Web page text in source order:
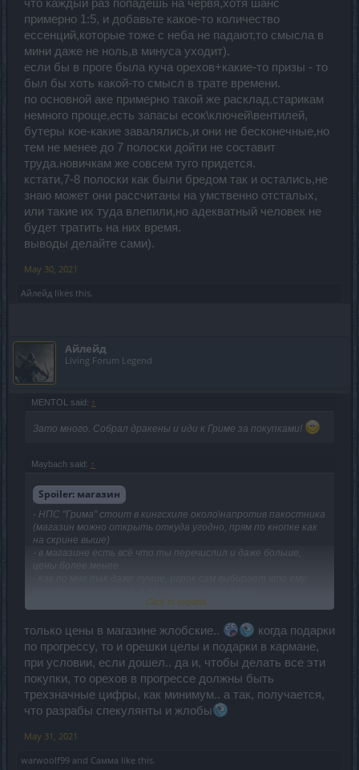
что каждый раз попадешь на червя,хотя шанс
примерно 1:5, и добавьте какое-то количество
ессенций,которые тоже с неба не падают,то смысла в
мини даже не ноль,в минуса уходит).
если бы в проге была куча орехов+какие-то призы - то
был бы хоть какой-то смысл в трате времени.
по основной аке примерно такой же расклад.старикам
немного проще,есть запасы есок\ключей\вентилей,
бутеры кое-какие завалялись,и они не бесконечные,но
тем не менее до 7 полоски дойти не составит
труда.новичкам же совсем туго придется.
кстати,7-8 полоски как были бредом так и остались,не
знаю может они рассчитаны на умственно отсталых,
или такие их туда влепили,но адекватный человек не
будет тратить на них время.
выводы делайте сами).
May 30, 2021
Айлейд likes this.
Айлейд
Living Forum Legend
MENTOL said: ↑
Зато много. Собрал дракены и иди к Гриме за покупками!
Maybach said: ↑
Spoiler: магазин
- НПС "Грима" стоит в кингсхиле около\напротив пакостника
(магазин можно открыть откуда угодно, прям по кнопке как
на скрине выше)
- в магазине есть всё что ты перечислил и даже больше,
цены более менее
- по факту это просто награды из прогресса перенесли в
Click to expand...
только цены в магазине жлобские..
когда подарки
по прогрессу, то и орешки целы и подарки в кармане,
при условии, если дошел.. да и, чтобы делать все эти
покупки, то орехов в прогрессе должны быть
трехзначные цифры, как минимум.. а так, получается,
что разрабы спекулянты и жлобы
May 31, 2021
warwoolf99 and Самма like this.